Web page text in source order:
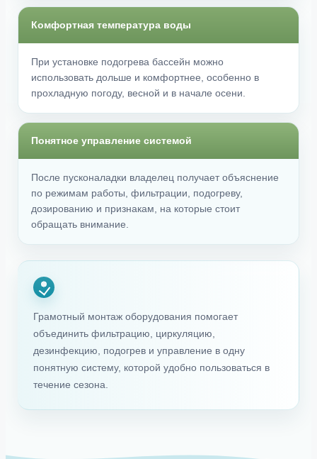
Комфортная температура воды
При установке подогрева бассейн можно
использовать дольше и комфортнее, особенно в
прохладную погоду, весной и в начале осени.
Понятное управление системой
После пусконаладки владелец получает объяснение
по режимам работы, фильтрации, подогреву,
дозированию и признакам, на которые стоит
обращать внимание.
Грамотный монтаж оборудования помогает
объединить фильтрацию, циркуляцию,
дезинфекцию, подогрев и управление в одну
понятную систему, которой удобно пользоваться в
течение сезона.